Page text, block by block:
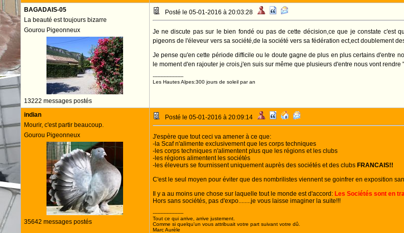
BAGADAIS-05
La beauté est toujours bizarre
Gourou Pigeonneux
13222 messages postés
Posté le 05-01-2016 à 20:03:28
Je ne discute pas sur le bien fondé ou pas de cette décision,ce que je constate c'est
pigeons de l'éleveur vers sa société,de la société vers sa fédération ect,ect doublement
Je pense qu'en cette période difficile ou le doute gagne de plus en plus certains d'entre
le moment d'en rajouter je crois,j'en suis sur même que plusieurs d'entre nous vont rendre
--------------------
Les Hautes Alpes:300 jours de soleil par an
indian
Mourir, c'est partir beaucoup.
Gourou Pigeonneux
35642 messages postés
Posté le 05-01-2016 à 20:09:14
J'espère que tout ceci va amener à ce que:
-la Scaf n'alimente exclusivement que les corps techniques
-les corps techniques n'alimentent plus que les régions et les clubs
-les régions alimentent les sociétés
-les éleveurs se fournissent uniquement auprès des sociétés et des clubs FRANCAIS!!
C'est le seul moyen pour éviter que des nombrilistes viennent se goinfrer en exposition
Il y a au moins une chose sur laquelle tout le monde est d'accord: Les Sociétés sont en
Hors sans sociétés, pas d'expo........je vous laisse imaginer la suite!!!
--------------------
Tout ce qui arrive, arrive justement.
Comme si quelqu'un vous attribuait votre part suivant votre dû.
Marc Aurèle